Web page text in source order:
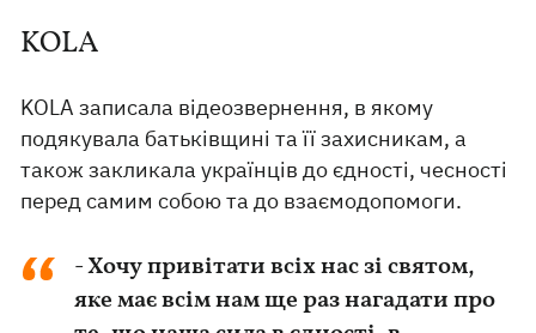
KOLA
KOLA записала відеозвернення, в якому
подякувала батьківщині та її захисникам, а
також закликала українців до єдності, чесності
перед самим собою та до взаємодопомоги.
- Хочу привітати всіх нас зі святом,
яке має всім нам ще раз нагадати про